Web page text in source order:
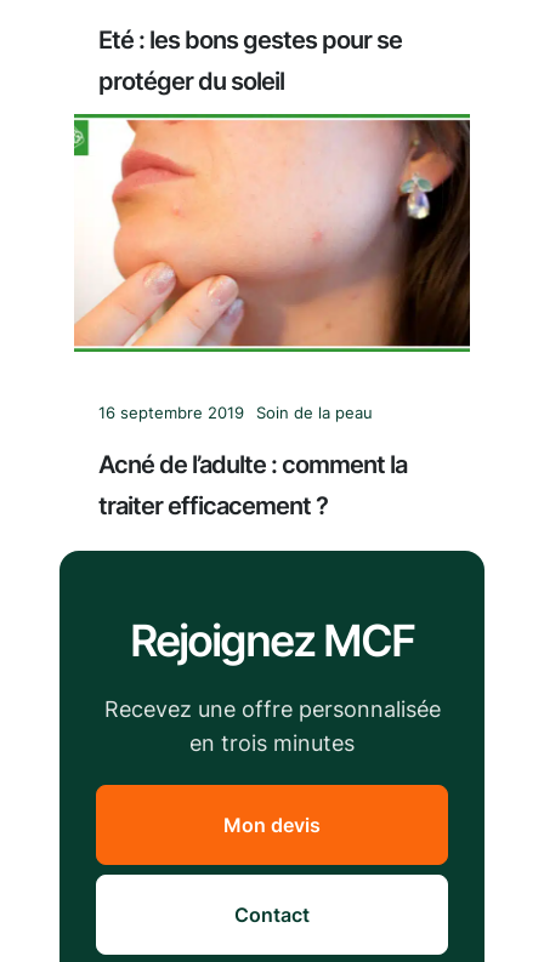
Eté : les bons gestes pour se
protéger du soleil
16 septembre 2019 Soin de la peau
Acné de l’adulte : comment la
traiter efficacement ?
Rejoignez MCF
Recevez une offre personnalisée
en trois minutes
Mon devis
Contact